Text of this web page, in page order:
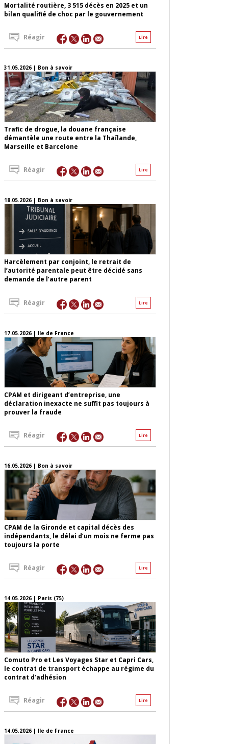
Mortalité routière, 3 515 décès en 2025 et un
bilan qualifié de choc par le gouvernement
Lire
Réagir
31.05.2026 | Bon à savoir
Trafic de drogue, la douane française
démantèle une route entre la Thaïlande,
Marseille et Barcelone
Lire
Réagir
18.05.2026 | Bon à savoir
Harcèlement par conjoint, le retrait de
l’autorité parentale peut être décidé sans
demande de l’autre parent
Lire
Réagir
17.05.2026 | Ile de France
CPAM et dirigeant d’entreprise, une
déclaration inexacte ne suffit pas toujours à
prouver la fraude
Lire
Réagir
16.05.2026 | Bon à savoir
CPAM de la Gironde et capital décès des
indépendants, le délai d’un mois ne ferme pas
toujours la porte
Lire
Réagir
14.05.2026 | Paris (75)
Comuto Pro et Les Voyages Star et Capri Cars,
le contrat de transport échappe au régime du
contrat d’adhésion
Lire
Réagir
14.05.2026 | Ile de France